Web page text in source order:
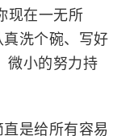
现在一无所
洗个碗、写好
微小的努力持
直是给所有容易